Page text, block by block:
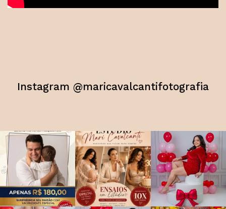
Instagram @maricavalcantifotografia